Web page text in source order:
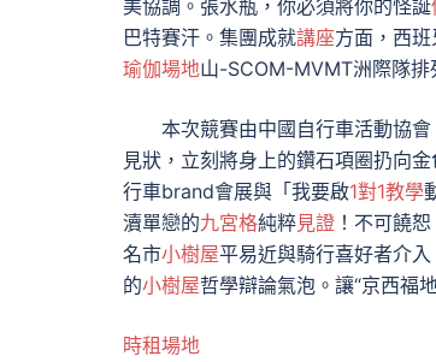
美協調。張水瓶，你必須將你的怪誕
巴特賽汗。集團成就講座方面，西
瑜伽場地山-SCOM-MVMT洲際隊排
本次競賽由中國自行車活動協
見狀，立刻將身上的鑽石項圈扔向
行車brand會展與「我要啟1對1教學
瀆單戀的九宮格純粹見證 ！不可饒
名市小樹屋平易近與騎行喜好者介入
的小樹屋哲學辯論氣泡。讓“京西福
時租場地